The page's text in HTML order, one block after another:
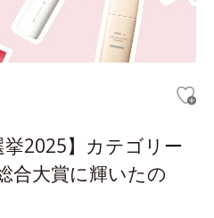
挙2025】カテゴリー
合大賞に輝いたの